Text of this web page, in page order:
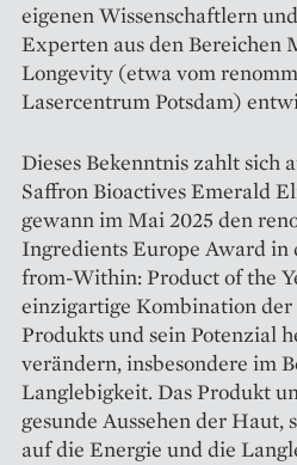
eigenen Wissenschaftlern
Experten aus den Bereichen
Longevity (etwa vom
Laser­centrum Potsdam)
Dieses Bekenntnis zahlt sich
Saffron Bioactives Emerald
gewann im Mai 2025 den
Ingredients Europe Award in
from-Within: Product of the
einzigartige Kombination der
Produkts und sein Potenzial
verändern, insbesondere im
Langlebigkeit. Das Produkt
gesunde Aussehen der
auf die Energie und die